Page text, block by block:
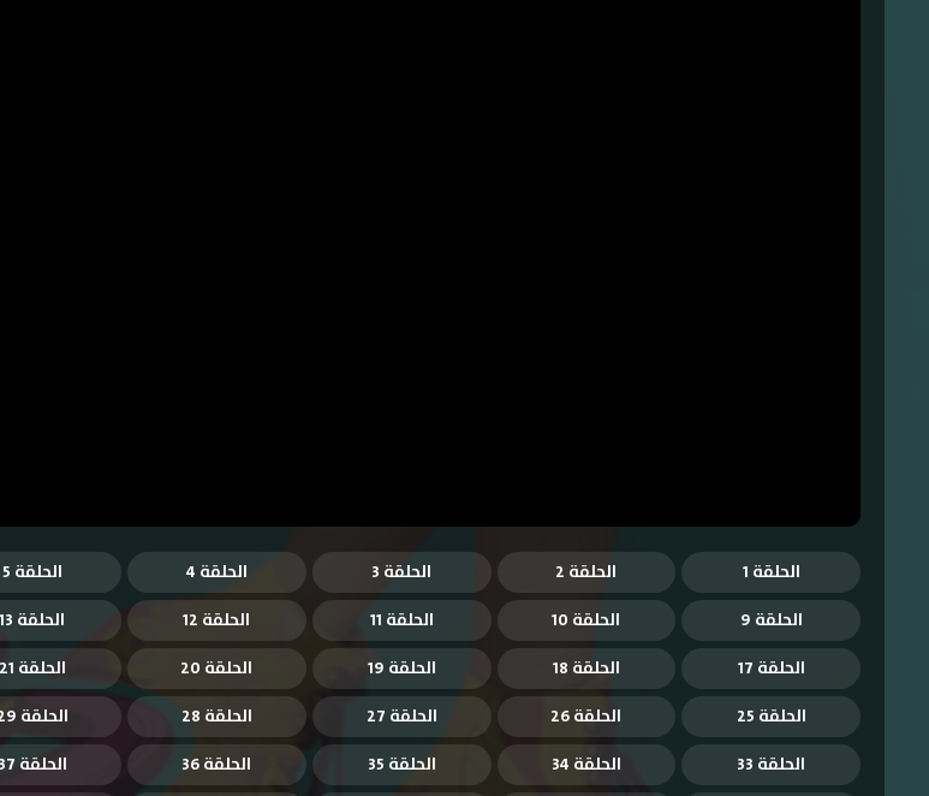
الحلقة 1 الحلقة 2 الحلقة 3 الحلقة 4 الحلقة 5
الحلقة 9
الحلقة 10 الحلقة 11 الحلقة 12 الحلقة 13
الحلقة 17
الحلقة 18 الحلقة 19 الحلقة 20 الحلقة 21
الحلقة 25
الحلقة 26 الحلقة 27 الحلقة 28 الحلقة 29
الحلقة 33
الحلقة 34 الحلقة 35 الحلقة 36 الحلقة 37